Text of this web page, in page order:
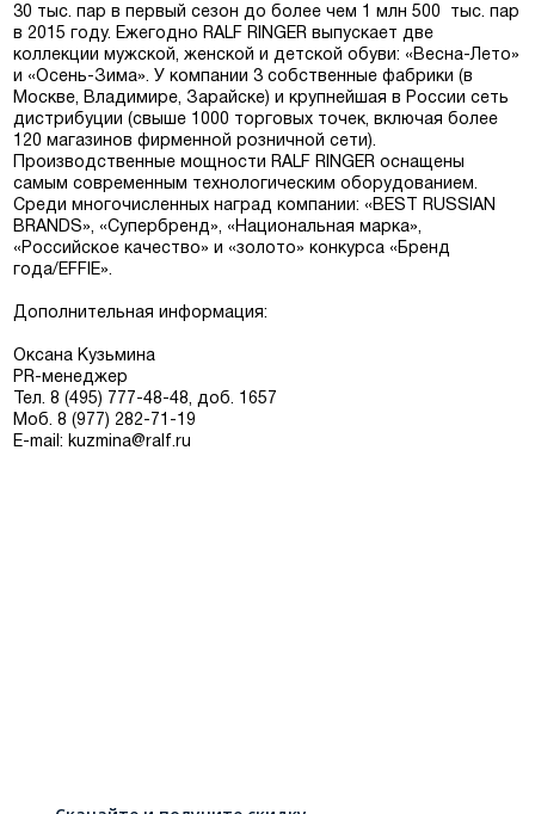
30 тыс. пар в первый сезон до более чем 1 млн 500 тыс. пар
в 2015 году. Ежегодно RALF RINGER выпускает две
коллекции мужской, женской и детской обуви: «Весна-Лето»
и «Осень-Зима». У компании 3 собственные фабрики (в
Москве, Владимире, Зарайске) и крупнейшая в России сеть
дистрибуции (свыше 1000 торговых точек, включая более
120 магазинов фирменной розничной сети).
Производственные мощности RALF RINGER оснащены
самым современным технологическим оборудованием.
Среди многочисленных наград компании: «BEST RUSSIAN
BRANDS», «Супербренд», «Национальная марка»,
«Российское качество» и «золото» конкурса «Бренд
года/EFFIE».
Дополнительная информация:
Оксана Кузьмина
PR-менеджер
Тел. 8 (495) 777-48-48, доб. 1657
Моб. 8 (977) 282-71-19
E-mail: kuzmina@ralf.ru